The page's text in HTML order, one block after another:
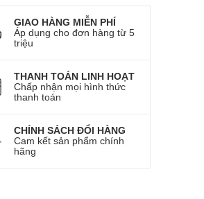
Tranh rồng
GIAO HÀNG MIỄN PHÍ
Áp dụng cho đơn hàng từ 5
triệu
THANH TOÁN LINH HOẠT
Chấp nhận mọi hình thức
thanh toán
CHÍNH SÁCH ĐỔI HÀNG
Cam kết sản phẩm chính
hãng